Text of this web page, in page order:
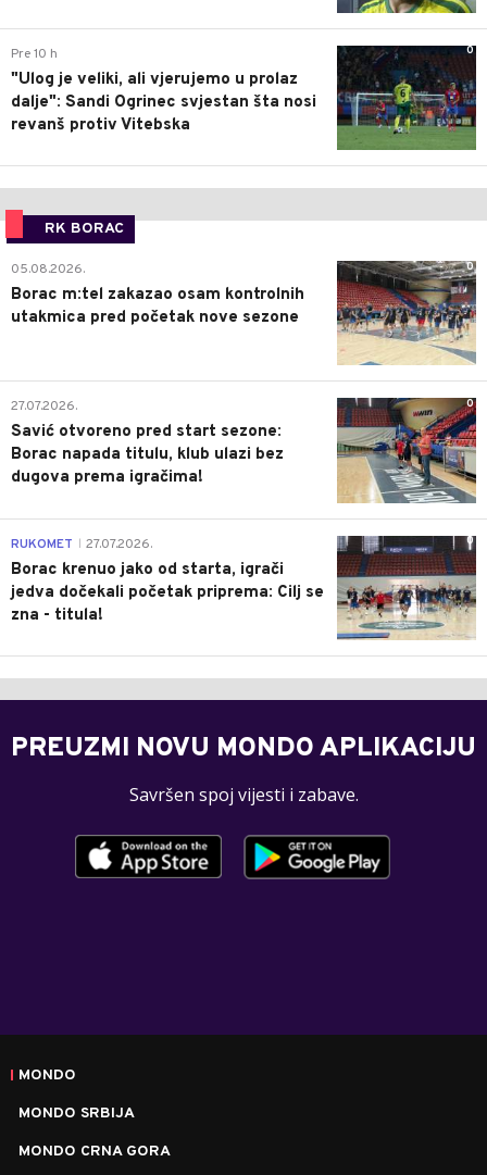
0
Pre 10 h
"Ulog je veliki, ali vjerujemo u prolaz
dalje": Sandi Ogrinec svjestan šta nosi
revanš protiv Vitebska
RK BORAC
0
05.08.2026.
Borac m:tel zakazao osam kontrolnih
utakmica pred početak nove sezone
0
27.07.2026.
Savić otvoreno pred start sezone:
Borac napada titulu, klub ulazi bez
dugova prema igračima!
0
RUKOMET 27.07.2026.
Borac krenuo jako od starta, igrači
jedva dočekali početak priprema: Cilj se
zna - titula!
PREUZMI NOVU MONDO APLIKACIJU
Savršen spoj vijesti i zabave.
MONDO
MONDO SRBIJA
MONDO CRNA GORA